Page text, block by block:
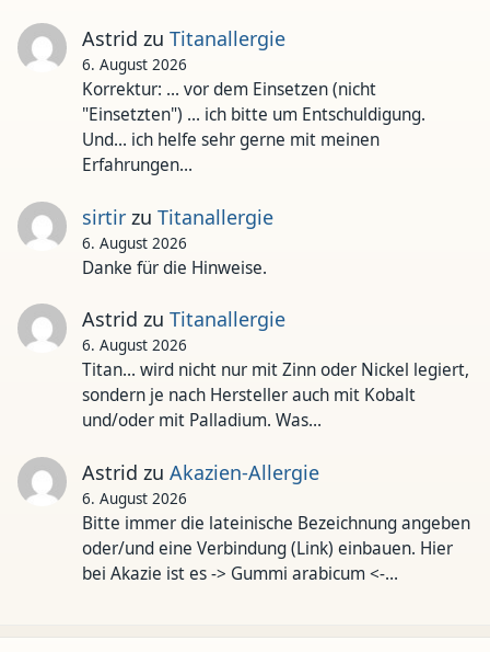
Astrid zu Titanallergie
6. August 2026
Korrektur: ... vor dem Einsetzen (nicht
"Einsetzten") ... ich bitte um Entschuldigung.
Und... ich helfe sehr gerne mit meinen
Erfahrungen…
sirtirzu Titanallergie
6. August 2026
Danke für die Hinweise.
Astrid zu Titanallergie
6. August 2026
Titan... wird nicht nur mit Zinn oder Nickel legiert,
sondern je nach Hersteller auch mit Kobalt
und/oder mit Palladium. Was…
Astrid zu Akazien-Allergie
6. August 2026
Bitte immer die lateinische Bezeichnung angeben
oder/und eine Verbindung (Link) einbauen. Hier
bei Akazie ist es -> Gummi arabicum <-…